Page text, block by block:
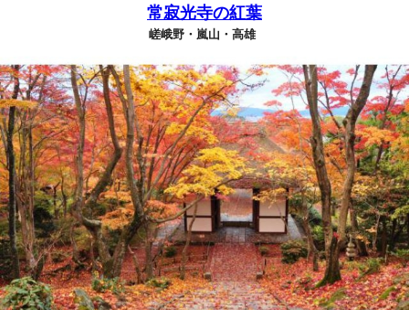
常寂光寺の紅葉
嵯峨野・嵐山・高雄